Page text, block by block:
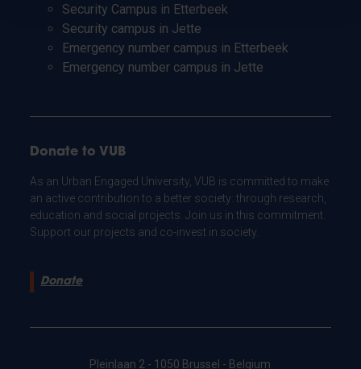
Security Campus in Etterbeek
Security campus in Jette
Emergency number campus in Etterbeek
Emergency number campus in Jette
Donate to VUB
As an Urban Engaged University, VUB is committed to make
an active contribution to a better society: through research,
education and social projects. Join us in this commitment.
Support our projects and co-invest in society.
Donate
Pleinlaan 2 - 1050 Brussel - Belgium